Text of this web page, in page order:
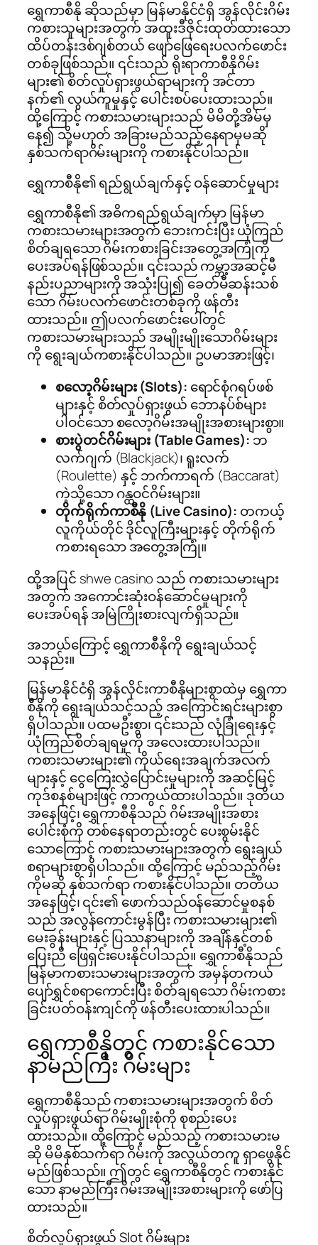
ရွှေကာစီနို ဆိုသည်မှာ မြန်မာနိုင်ငံရှိ အွန်လိုင်းဂိမ်း
ကစားသူများအတွက် အထူးဒီဇိုင်းထုတ်ထားသော
ထိပ်တန်းဒစ်ဂျစ်တယ် ဖျော်ဖြေရေးပလက်ဖောင်း
တစ်ခုဖြစ်သည်။ ၎င်းသည် ရိုးရာကာစီနိုဂိမ်း
များ၏ စိတ်လှုပ်ရှားဖွယ်ရာများကို အင်တာ
နက်၏ လွယ်ကူမှုနှင့် ပေါင်းစပ်ပေးထားသည်။
ထို့ကြောင့် ကစားသမားများသည် မိမိတို့အိမ်မှ
နေ၍ သို့မဟုတ် အခြားမည်သည့်နေရာမှမဆို
နှစ်သက်ရာဂိမ်းများကို ကစားနိုင်ပါသည်။
ရွှေကာစီနို၏ ရည်ရွယ်ချက်နှင့် ဝန်ဆောင်မှုများ
ရွှေကာစီနို၏ အဓိကရည်ရွယ်ချက်မှာ မြန်မာ
ကစားသမားများအတွက် ဘေးကင်းပြီး ယုံကြည်
စိတ်ချရသော ဂိမ်းကစားခြင်းအတွေ့အကြုံကို
ပေးအပ်ရန်ဖြစ်သည်။ ၎င်းသည် ကမ္ဘာ့အဆင့်မီ
နည်းပညာများကို အသုံးပြု၍ ခေတ်မီဆန်းသစ်
သော ဂိမ်းပလက်ဖောင်းတစ်ခုကို ဖန်တီး
ထားသည်။ ဤပလက်ဖောင်းပေါ်တွင်
ကစားသမားများသည် အမျိုးမျိုးသောဂိမ်းများ
ကို ရွေးချယ်ကစားနိုင်ပါသည်။ ဥပမာအားဖြင့်၊
စလော့ဂိမ်းများ (Slots): ရောင်စုံဂရပ်ဖစ်
များနှင့် စိတ်လှုပ်ရှားဖွယ် ဘောနပ်စ်များ
ပါဝင်သော စလော့ဂိမ်းအမျိုးအစားများစွာ။
စားပွဲတင်ဂိမ်းများ (Table Games): ဘ
လက်ဂျက် (Blackjack)၊ ရူးလက်
(Roulette) နှင့် ဘက်ကာရက် (Baccarat)
ကဲ့သို့သော ဂန္ထဝင်ဂိမ်းများ။
တိုက်ရိုက်ကာစီနို (Live Casino): တကယ့်
လူကိုယ်တိုင် ဒိုင်လူကြီးများနှင့် တိုက်ရိုက်
ကစားရသော အတွေ့အကြုံ။
ထို့အပြင် shwe casino သည် ကစားသမားများ
အတွက် အကောင်းဆုံးဝန်ဆောင်မှုများကို
ပေးအပ်ရန် အမြဲကြိုးစားလျက်ရှိသည်။
အဘယ်ကြောင့် ရွှေကာစီနိုကို ရွေးချယ်သင့်
သနည်း။
မြန်မာနိုင်ငံရှိ အွန်လိုင်းကာစီနိုများစွာထဲမှ ရွှေကာ
စီနိုကို ရွေးချယ်သင့်သည့် အကြောင်းရင်းများစွာ
ရှိပါသည်။ ပထမဦးစွာ၊ ၎င်းသည် လုံခြုံရေးနှင့်
ယုံကြည်စိတ်ချရမှုကို အလေးထားပါသည်။
ကစားသမားများ၏ ကိုယ်ရေးအချက်အလက်
များနှင့် ငွေကြေးလွှဲပြောင်းမှုများကို အဆင့်မြင့်
ကုဒ်စနစ်များဖြင့် ကာကွယ်ထားပါသည်။ ဒုတိယ
အနေဖြင့်၊ ရွှေကာစီနိုသည် ဂိမ်းအမျိုးအစား
ပေါင်းစုံကို တစ်နေရာတည်းတွင် ပေးစွမ်းနိုင်
သောကြောင့် ကစားသမားများအတွက် ရွေးချယ်
စရာများစွာရှိပါသည်။ ထို့ကြောင့် မည်သည့်ဂိမ်း
ကိုမဆို နှစ်သက်ရာ ကစားနိုင်ပါသည်။ တတိယ
အနေဖြင့်၊ ၎င်း၏ ဖောက်သည်ဝန်ဆောင်မှုစနစ်
သည် အလွန်ကောင်းမွန်ပြီး ကစားသမားများ၏
မေးခွန်းများနှင့် ပြဿနာများကို အချိန်နှင့်တစ်
ပြေးညီ ဖြေရှင်းပေးနိုင်ပါသည်။ ရွှေကာစီနိုသည်
မြန်မာကစားသမားများအတွက် အမှန်တကယ်
ပျော်ရွှင်စရာကောင်းပြီး စိတ်ချရသော ဂိမ်းကစား
ခြင်းပတ်ဝန်းကျင်ကို ဖန်တီးပေးထားပါသည်။
ရွှေကာစီနိုတွင် ကစားနိုင်သော
နာမည်ကြီး ဂိမ်းများ
ရွှေကာစီနိုသည် ကစားသမားများအတွက် စိတ်
လှုပ်ရှားဖွယ်ရာ ဂိမ်းမျိုးစုံကို စုစည်းပေး
ထားသည်။ ထို့ကြောင့် မည်သည့် ကစားသမားမ
ဆို မိမိနှစ်သက်ရာ ဂိမ်းကို အလွယ်တကူ ရှာဖွေနိုင်
မည်ဖြစ်သည်။ ဤတွင် ရွှေကာစီနိုတွင် ကစားနိုင်
သော နာမည်ကြီး ဂိမ်းအမျိုးအစားများကို ဖော်ပြ
ထားသည်။
စိတ်လှုပ်ရှားဖွယ် Slot ဂိမ်းများ